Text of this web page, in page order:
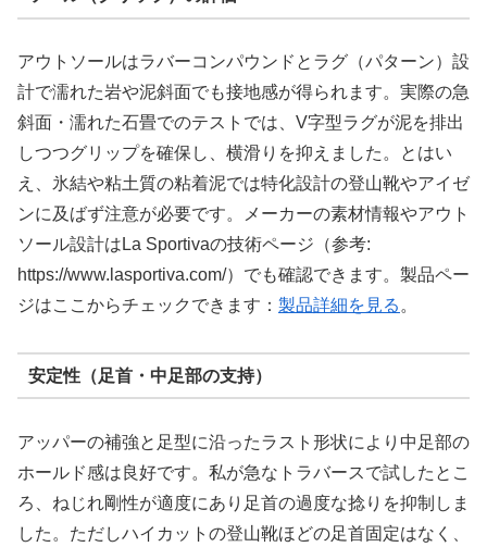
アウトソールはラバーコンパウンドとラグ（パターン）設
計で濡れた岩や泥斜面でも接地感が得られます。実際の急
斜面・濡れた石畳でのテストでは、V字型ラグが泥を排出
しつつグリップを確保し、横滑りを抑えました。とはい
え、氷結や粘土質の粘着泥では特化設計の登山靴やアイゼ
ンに及ばず注意が必要です。メーカーの素材情報やアウト
ソール設計はLa Sportivaの技術ページ（参考:
https://www.lasportiva.com/）でも確認できます。製品ペー
ジはここからチェックできます： 製品詳細を見る。
安定性（足首・中足部の支持）
アッパーの補強と足型に沿ったラスト形状により中足部の
ホールド感は良好です。私が急なトラバースで試したとこ
ろ、ねじれ剛性が適度にあり足首の過度な捻りを抑制しま
した。ただしハイカットの登山靴ほどの足首固定はなく、